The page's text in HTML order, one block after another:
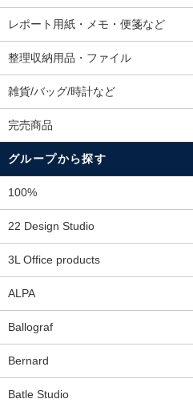
レポート用紙・メモ・便箋など
整理収納用品・ファイル
雑貨/バッグ/時計など
完売商品
グループから探す
100%
22 Design Studio
3L Office products
ALPA
Ballograf
Bernard
Batle Studio